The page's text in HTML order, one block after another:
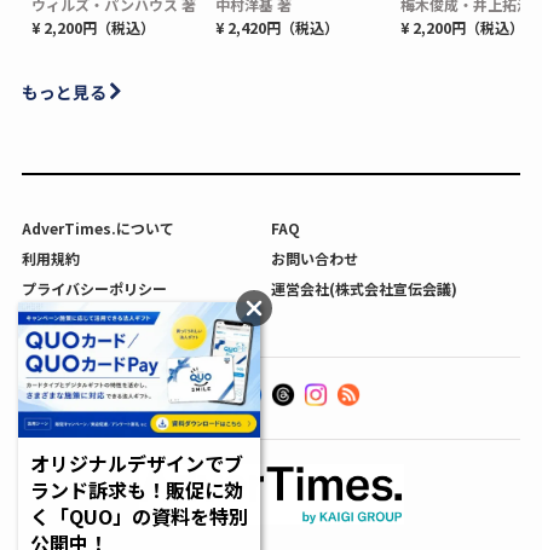
ウィルズ・パンハウス 著
¥ 2,200円（税込）
中村洋基 著
¥ 2,420円（税込）
梅木俊成・井上拓海
¥ 2,200円（税込）
もっと見る
AdverTimes.について
FAQ
利用規約
お問い合わせ
プライバシーポリシー
運営会社(株式会社宣伝会議)
利用者情報の外部送信について
オリジナルデザインでブ
ランド訴求も！販促に効
く「QUO」の資料を特別
公開中！